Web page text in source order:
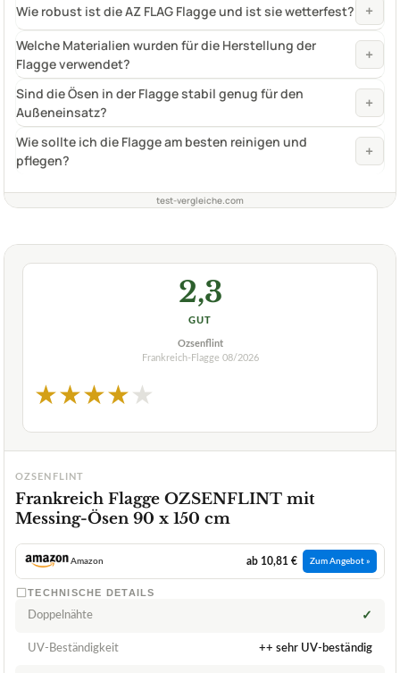
Wie robust ist die AZ FLAG Flagge und ist sie wetterfest? +
Welche Materialien wurden für die Herstellung der
Flagge verwendet?
+
Sind die Ösen in der Flagge stabil genug für den
Außeneinsatz?
+
Wie sollte ich die Flagge am besten reinigen und
pflegen?
+
test-vergleiche.com
2,3
GUT
Ozsenflint
Frankreich-Flagge 08/2026
★★★★★
OZSENFLINT
Frankreich Flagge OZSENFLINT mit
Messing-Ösen 90 x 150 cm
Amazon ab 10,81 € Zum Angebot »
TECHNISCHE DETAILS
Doppelnähte ✓
UV-Beständigkeit ++ sehr UV-beständig